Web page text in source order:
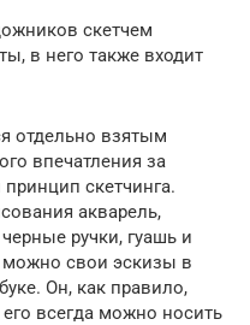
скетчем
в него также входит
отдельно взятым
впечатления за
скетчинга.
акварель,
ручки, гуашь и
можно свои эскизы в
Он, как правило,
всегда можно носить